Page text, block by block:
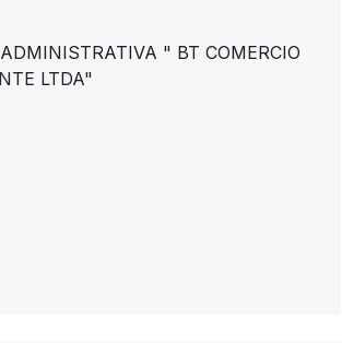
" BT COMERCIO
LTDA"